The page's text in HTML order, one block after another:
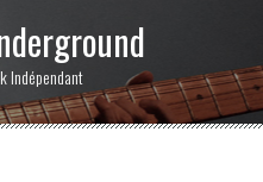
Indépendant